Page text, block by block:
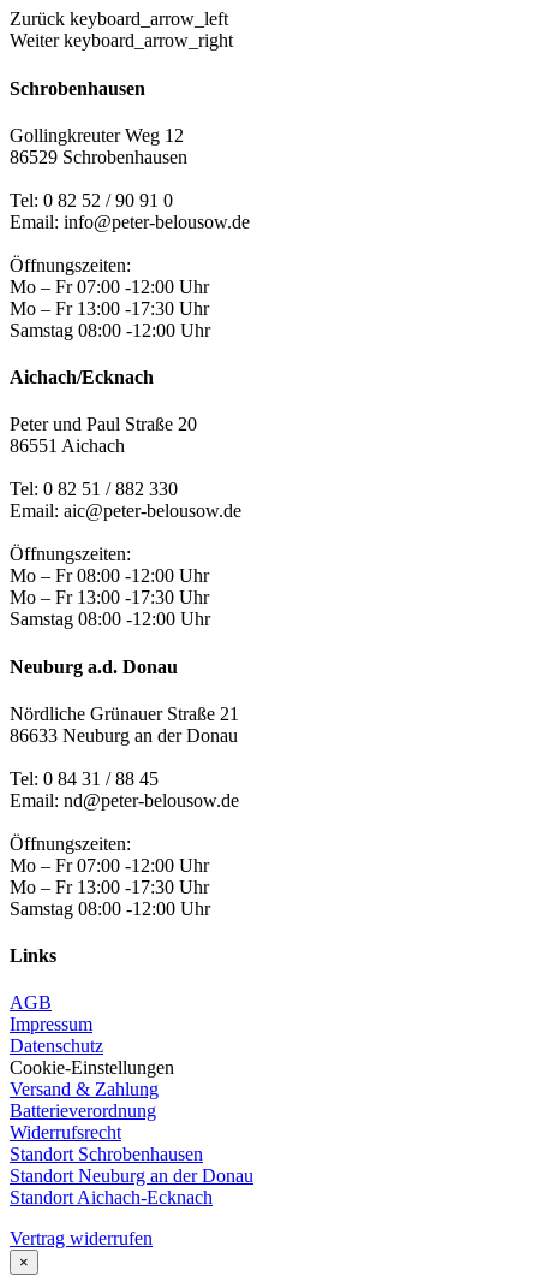
Zurück keyboard_arrow_left
Weiter keyboard_arrow_right
Schrobenhausen
Gollingkreuter Weg 12
86529 Schrobenhausen
Tel: 0 82 52 / 90 91 0
Email: info@peter-belousow.de
Öffnungszeiten:
Mo – Fr 07:00 -12:00 Uhr
Mo – Fr 13:00 -17:30 Uhr
Samstag 08:00 -12:00 Uhr
Aichach/Ecknach
Peter und Paul Straße 20
86551 Aichach
Tel: 0 82 51 / 882 330
Email: aic@peter-belousow.de
Öffnungszeiten:
Mo – Fr 08:00 -12:00 Uhr
Mo – Fr 13:00 -17:30 Uhr
Samstag 08:00 -12:00 Uhr
Neuburg a.d. Donau
Nördliche Grünauer Straße 21
86633 Neuburg an der Donau
Tel: 0 84 31 / 88 45
Email: nd@peter-belousow.de
Öffnungszeiten:
Mo – Fr 07:00 -12:00 Uhr
Mo – Fr 13:00 -17:30 Uhr
Samstag 08:00 -12:00 Uhr
Links
AGB
Impressum
Datenschutz
Cookie-Einstellungen
Versand & Zahlung
Batterieverordnung
Widerrufsrecht
Standort Schrobenhausen
Standort Neuburg an der Donau
Standort Aichach-Ecknach
Vertrag widerrufen
×